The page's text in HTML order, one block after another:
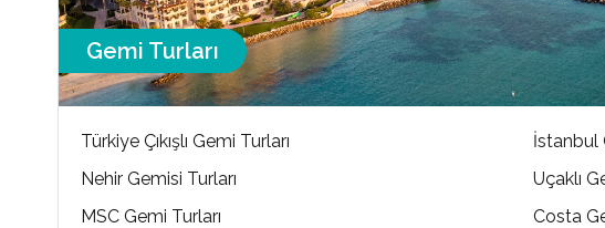
Gemi Turları
Türkiye Çıkışlı Gemi Turları İstanbul
Nehir Gemisi Turları
Uçaklı
MSC Gemi Turları
Costa